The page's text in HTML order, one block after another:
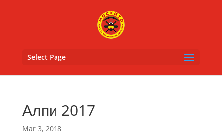
Select Page
Алпи 2017
Mar 3, 2018